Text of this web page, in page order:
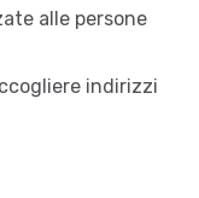
alle persone
indirizzi